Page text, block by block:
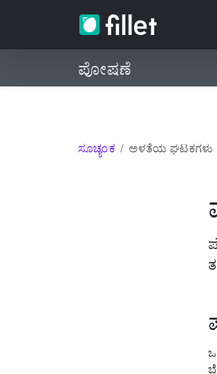
ಪೋಷಣೆ
ಸೂಚ್ಯಂಕ ಅಳತೆಯ ಘಟಕಗಳು